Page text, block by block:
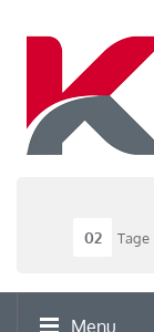
02
Tage
Menu